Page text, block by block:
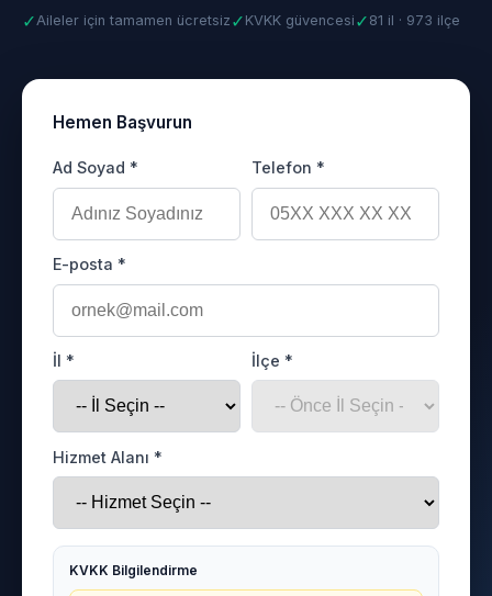
✓Aileler için tamamen ücretsiz ✓ KVKK güvencesi ✓ 81 il · 973 ilçe
Hemen Başvurun
Ad Soyad * Telefon *
E-posta *
İl * İlçe *
Hizmet Alanı *
KVKK Bilgilendirme